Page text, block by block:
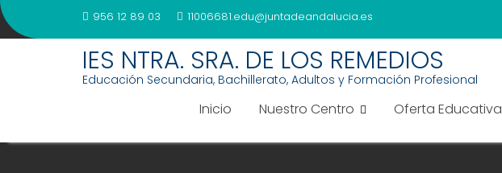
Saltar
al
956 12 89 03 11006681.edu@juntadeandalucia.es
IES NTRA. SRA. DE LOS REMEDIOS
Educación Secundaria, Bachillerato, Adultos y Formación Profesional
Inicio Nuestro Centro Oferta Educativa